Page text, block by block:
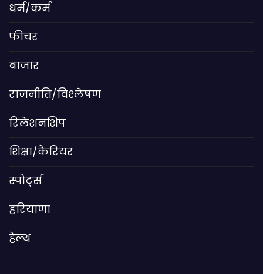
धर्म/कर्म
फीचर
बाजार
राजनीति/विश्लेषण
रिलेशनशिप
शिक्षा/कैरियर
स्पोर्ट्स
हरियाणा
हेल्थ